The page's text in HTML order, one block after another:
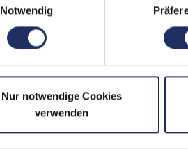
Notwendig
Nur notwendige Cookies
verwenden